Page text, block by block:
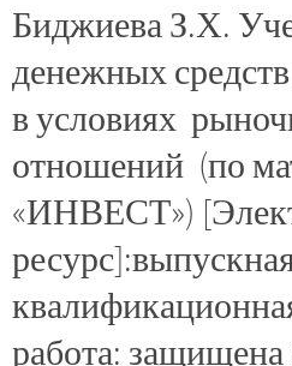
Биджиева З.Х.
денежных
в условиях
отношений (по
«ИНВЕСТ»)
работа: